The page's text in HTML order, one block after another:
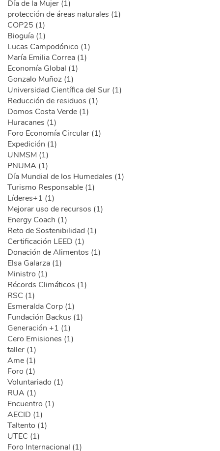
Día de la Mujer (1)
protección de áreas naturales (1)
COP25 (1)
Bioguía (1)
Lucas Campodónico (1)
María Emilia Correa (1)
Economía Global (1)
Gonzalo Muñoz (1)
Universidad Científica del Sur (1)
Reducción de residuos (1)
Domos Costa Verde (1)
Huracanes (1)
Foro Economía Circular (1)
Expedición (1)
UNMSM (1)
PNUMA (1)
Día Mundial de los Humedales (1)
Turismo Responsable (1)
Líderes+1 (1)
Mejorar uso de recursos (1)
Energy Coach (1)
Reto de Sostenibilidad (1)
Certificación LEED (1)
Donación de Alimentos (1)
Elsa Galarza (1)
Ministro (1)
Récords Climáticos (1)
RSC (1)
Esmeralda Corp (1)
Fundación Backus (1)
Generación +1 (1)
Cero Emisiones (1)
taller (1)
Ame (1)
Foro (1)
Voluntariado (1)
RUA (1)
Encuentro (1)
AECID (1)
Taltento (1)
UTEC (1)
Foro Internacional (1)